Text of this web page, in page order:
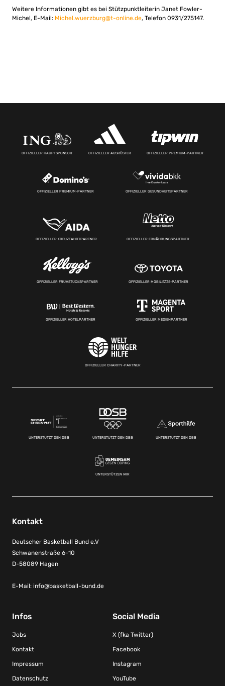
Weitere Informationen gibt es bei Stützpunktleiterin Janet Fowler-
Michel, E-Mail: Michel.wuerzburg@t-online.de, Telefon 0931/275147.
OFFIZIELLER HAUPTSPONSOR OFFIZIELLER AUSRÜSTER OFFIZIELLER PREMIUM-PARTNER
OFFIZIELLER PREMIUM-PARTNER OFFIZIELLER GESUNDHEITSPARTNER
OFFIZIELLER KREUZFAHRTPARTNER OFFIZIELLER ERNÄHRUNGSPARTNER
OFFIZIELLER FRÜHSTÜCKSPARTNER OFFIZIELLER MOBILITÄTS-PARTNER
OFFIZIELLER HOTELPARTNER OFFIZIELLER MEDIENPARTNER
OFFIZIELLER CHARITY-PARTNER
UNTERSTÜTZT DEN DBB UNTERSTÜTZT DEN DBB UNTERSTÜTZT DEN DBB
UNTERSTÜTZEN WIR
Kontakt
Deutscher Basketball Bund e.V
Schwanenstraße 6-10
D-58089 Hagen
E-Mail: info@basketball-bund.de
Infos
Jobs
Kontakt
Impressum
Datenschutz
Social Media
X (fka Twitter)
Facebook
Instagram
YouTube